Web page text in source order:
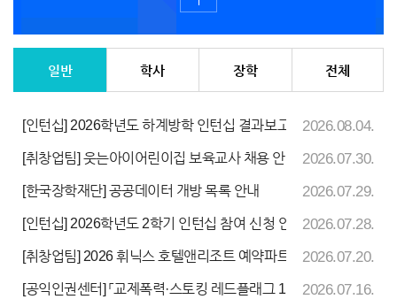
[인턴십] 2026학년도 하계방학 인턴십 결과보고서 제출 안내
2026.08.04.
[취창업팀] 웃는아이어린이집 보육교사 채용 안내 2026.07.30.
[한국장학재단] 공공데이터 개방 목록 안내 2026.07.29.
[인턴십] 2026학년도 2학기 인턴십 참여 신청 안내2026.07.28.
[취창업팀] 2026 휘닉스 호텔앤리조트 예약파트 담당 직원 채용 안
2026.07.20.
[공익인권센터] 「교제폭력·스토킹 레드플래그 10」 안내2026.07.16.